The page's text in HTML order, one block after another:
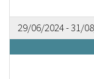
29/06/2024 - 31/